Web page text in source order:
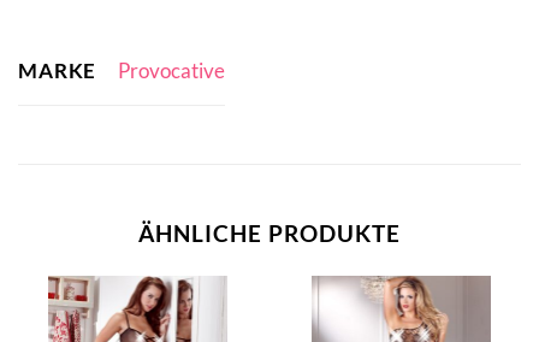
MARKE Provocative
ÄHNLICHE PRODUKTE